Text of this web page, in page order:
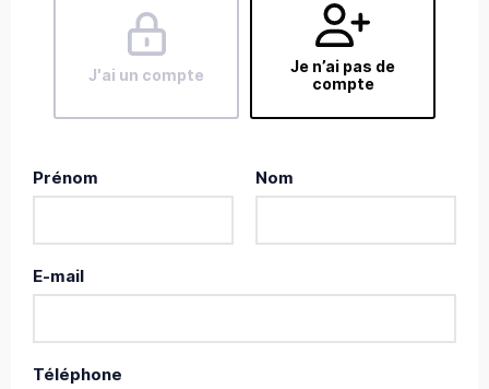
J'ai un compte
Je n’ai pas de
compte
Prénom Nom
E-mail
Téléphone